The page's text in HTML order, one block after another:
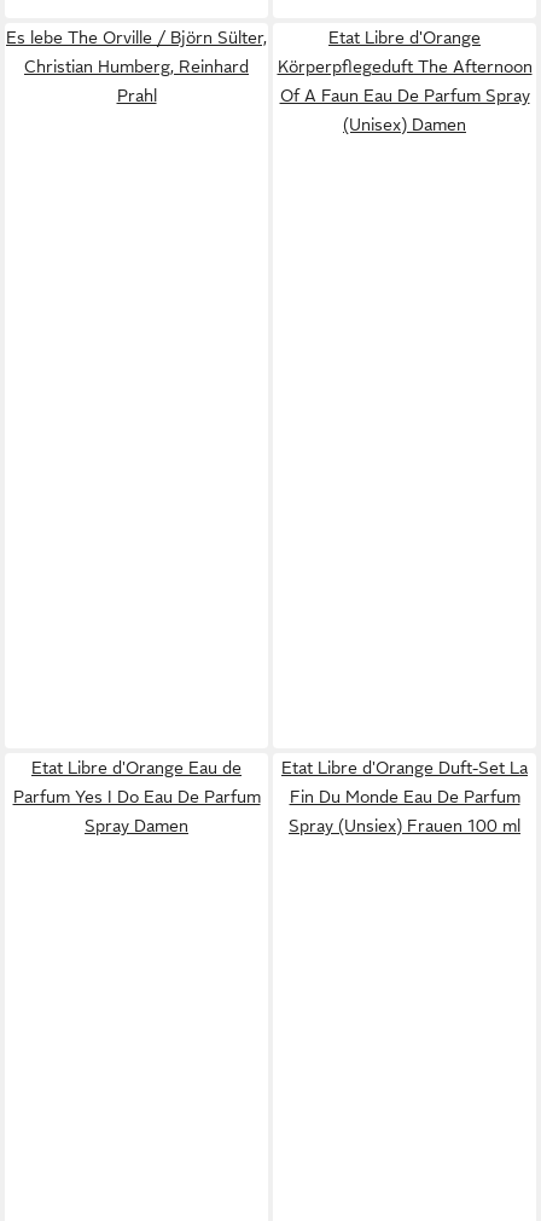
Es lebe The Orville / Björn Sülter,
Christian Humberg, Reinhard
Prahl
Etat Libre d'Orange
Körperpflegeduft The Afternoon
Of A Faun Eau De Parfum Spray
(Unisex) Damen
Etat Libre d'Orange Eau de
Parfum Yes I Do Eau De Parfum
Spray Damen
Etat Libre d'Orange Duft-Set La
Fin Du Monde Eau De Parfum
Spray (Unsiex) Frauen 100 ml